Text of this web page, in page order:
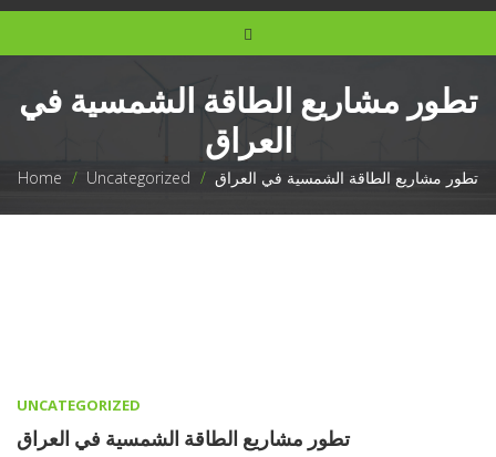
تطور مشاريع الطاقة الشمسية في
العراق
Home Uncategorized >تطور مشاريع الطاقة الشمسية في العراق
CATEGORIES
UNCATEGORIZED
تطور مشاريع الطاقة الشمسية في العراق